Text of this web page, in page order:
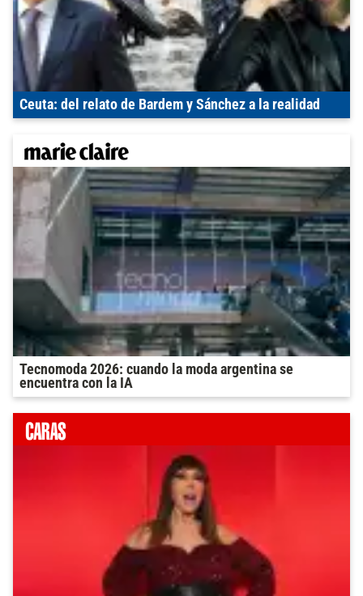
Ceuta: del relato de Bardem y Sánchez a la realidad
Tecnomoda 2026: cuando la moda argentina se
encuentra con la IA